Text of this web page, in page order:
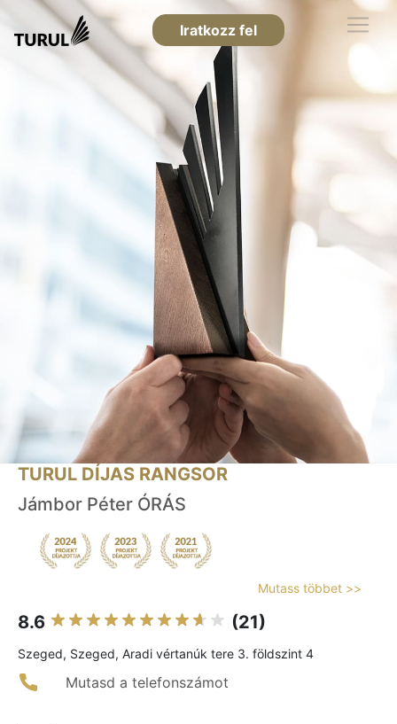
Iratkozz fel
TURUL DÍJAS RANGSOR
Jámbor Péter ÓRÁS
Mutass többet >>
8.6 (21)
Szeged, Szeged, Aradi vértanúk tere 3. földszint 4
Mutasd a telefonszámot